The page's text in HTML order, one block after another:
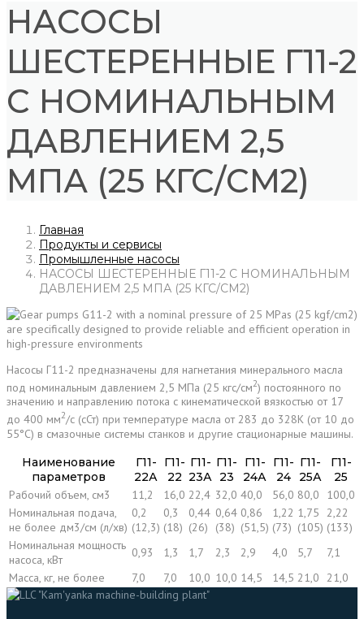
НАСОСЫ
ШЕСТЕРЕННЫЕ Г11-2
С НОМИНАЛЬНЫМ
ДАВЛЕНИЕМ 2,5
МПА (25 КГС/СМ2)
Главная
Продукты и сервисы
Промышленные насосы
НАСОСЫ ШЕСТЕРЕННЫЕ Г11-2 С НОМИНАЛЬНЫМ
ДАВЛЕНИЕМ 2,5 МПА (25 КГС/СМ2)
Насосы Г11-2 предназначены для нагнетания минерального масла
под номинальным давлением 2,5 МПа (25 кгс/см2) постоянного по
значению и направлению потока с кинематической вязкостью от 17
до 400 мм2/с (сСт) при температуре масла от 283 до 328К (от 10 до
55°С) в смазочные системы станков и другие стационарные машины.
Наименование
параметров
Г11-
22А
Г11-
22
Г11-
23А
Г11-
23
Г11-
24А
Г11-
24
Г11-
25А
Г11-
25
Рабочий объем, см3
11,2 16,0 22,4 32,0 40,0 56,0 80,0
100,0
Номинальная подача,
не более дм3/см (л/хв)
0,2
(12,3)
0,3
(18)
0,44
(26)
0,64
(38)
0,86
(51,5)
1,22
(73)
1,75
(105)
2,22
(133)
Номинальная мощность
насоса, кВт
0,93 1,3 1,7 2,3 2,9 4,0 5,7
7,1
Масса, кг, не более
7,0 7,0 10,0 10,0 14,5 14,5 21,0 21,0